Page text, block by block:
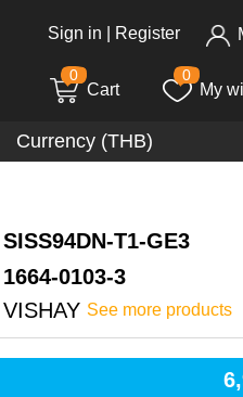
Sign in Register
0
Cart
0
My
Currency (THB)
SISS94DN-T1-GE3
1664-0103-3
VISHAY See more products